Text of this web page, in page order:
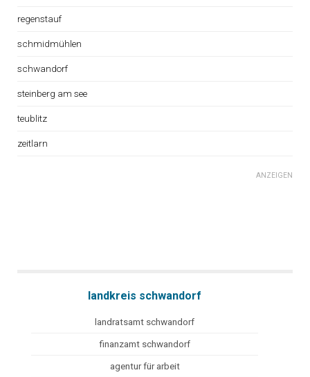
regenstauf
schmidmühlen
schwandorf
steinberg am see
teublitz
zeitlarn
ANZEIGEN
landkreis schwandorf
landratsamt schwandorf
finanzamt schwandorf
agentur für arbeit